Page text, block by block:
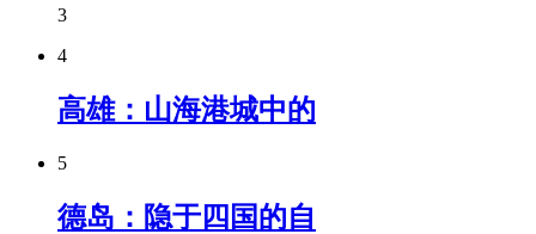
3
4
高雄：山海港城中的
5
德岛：隐于四国的自